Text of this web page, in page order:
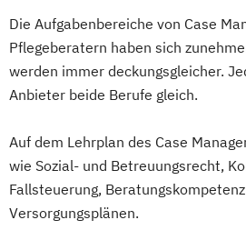
Die Aufgabenbereiche von Case
Pflegeberatern haben sich
werden immer deckungsgleicher.
Anbieter beide Berufe gleich.
Auf dem Lehrplan des Case
wie Sozial- und Betreuungsrecht,
Fallsteuerung,
Versorgungsplänen.